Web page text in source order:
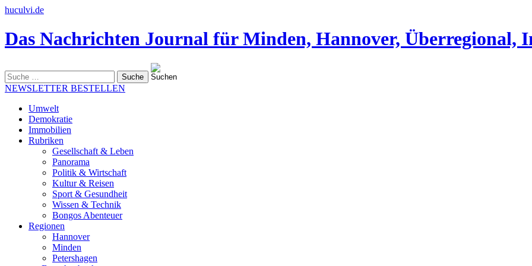
huculvi.de
Das Nachrichten Journal für Minden, Hannover, Überregional,
nach:
NEWSLETTER BESTELLEN
Umwelt
Demokratie
Immobilien
Rubriken
Gesellschaft & Leben
Panorama
Politik & Wirtschaft
Kultur & Reisen
Sport & Gesundheit
Wissen & Technik
Bongos Abenteuer
Regionen
Hannover
Minden
Petershagen